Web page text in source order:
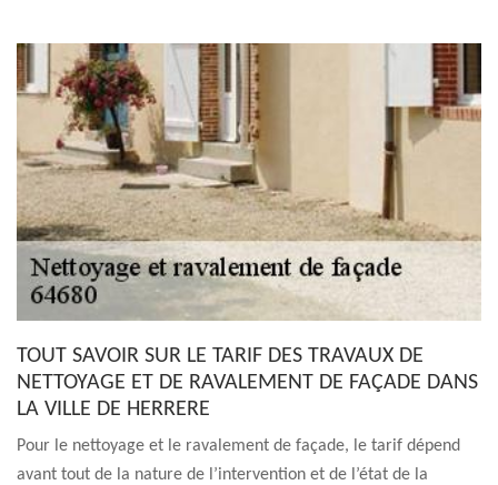
TOUT SAVOIR SUR LE TARIF DES TRAVAUX DE
NETTOYAGE ET DE RAVALEMENT DE FAÇADE DANS
LA VILLE DE HERRERE
Pour le nettoyage et le ravalement de façade, le tarif dépend
avant tout de la nature de l’intervention et de l’état de la